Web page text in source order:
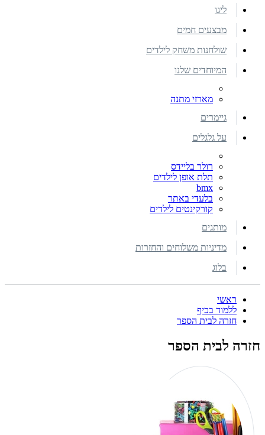
ליגו
מבצעים חמים
שולחנות משחק לילדים
המיוחדים שלנו
מארזי מתנה
גיימרים
על גלגלים
רולר בליידס
תלת אופן לילדים
bmx
בלעדי באתר
קורקינטים לילדים
מותגים
מדיניות משלוחים והחזרות
בלוג
ראשי
ללמוד בכיף
חזרה לבית הספר
חזרה לבית הספר